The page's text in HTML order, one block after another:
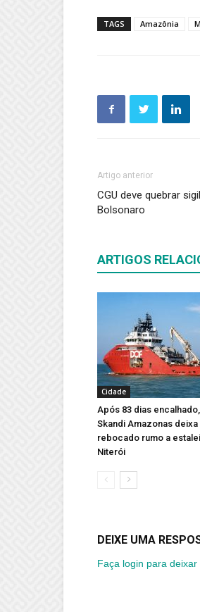
TAGS Amazônia
Artigo anterior
CGU deve quebrar
Bolsonaro
ARTIGOS
Cidade
Após 83 dias
Skandi Amazonas deixa
rebocado rumo a
Niterói
DEIXE UMA
Faça login para